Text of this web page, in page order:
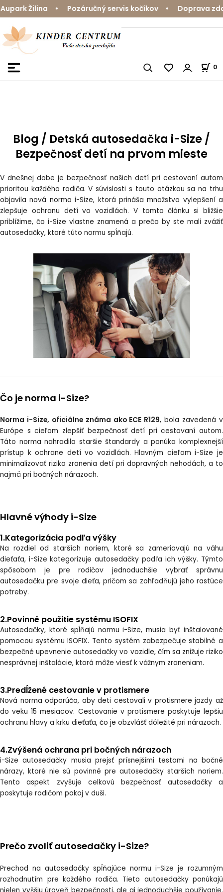
Žilina • Pozáručný servis kočíkov • Doprava
0
Blog / Detská autosedačka i-Size /
Bezpečnosť detí na prvom mieste
V dnešnej dobe je bezpečnosť našich detí pri cestovaní autom
prioritou každého rodiča. V súvislosti s touto otázkou sa na trhu
objavila nová norma i-Size, ktorá prináša množstvo vylepšení a
zlepšuje ochranu detí vo vozidlách. V tomto článku si bližšie
priblížime, čo i-Size vlastne znamená a prečo by ste mali zvážiť
autosedačky, ktoré túto normu spĺňajú.
Čo je norma i-Size?
Norma i-Size, oficiálne známa ako ECE R129, bola zavedená v
Európe s cieľom zlepšiť bezpečnosť detí pri cestovaní autom.
Táto norma nahradila staršie štandardy a ponúka komplexnejší
prístup k ochrane detí vo vozidlách. Hlavným cieľom i-Size je
minimalizovať riziko zranenia detí pri dopravných nehodách, a to
najmä pri bočných nárazoch.
Hlavné výhody i-Size
1.Kategorizácia podľa výšky
Na rozdiel od starších noriem, ktoré sa zameriavajú na váhu
dieťaťa, i-Size kategorizuje autosedačky podľa ich výšky. Týmto
spôsobom je pre rodičov jednoduchšie vybrať správnu
autosedačku pre svoje dieťa, pričom sa zohľadňujú jeho rastúce
potreby.
2.Povinné použitie systému ISOFIX
Autosedačky, ktoré spĺňajú normu i-Size, musia byť inštalované
pomocou systému ISOFIX. Tento systém zabezpečuje stabilné a
bezpečné upevnenie autosedačky vo vozidle, čím sa znižuje riziko
nesprávnej inštalácie, ktorá môže viesť k vážnym zraneniam.
3.Predĺžené cestovanie v protismere
Nová norma odporúča, aby deti cestovali v protismere jazdy až
do veku 15 mesiacov. Cestovanie v protismere poskytuje lepšiu
ochranu hlavy a krku dieťaťa, čo je obzvlášť dôležité pri nárazoch.
4.Zvýšená ochrana pri bočných nárazoch
i-Size autosedačky musia prejsť prísnejšími testami na bočné
nárazy, ktoré nie sú povinné pre autosedačky starších noriem.
Tento aspekt zvyšuje celkovú bezpečnosť autosedačky a
poskytuje rodičom pokoj v duši.
Prečo zvoliť autosedačky i-Size?
Prechod na autosedačky spĺňajúce normu i-Size je rozumným
rozhodnutím pre každého rodiča. Tieto autosedačky ponúkajú